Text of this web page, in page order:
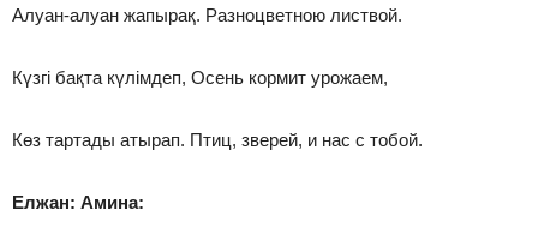
Алуан-алуан жапырақ. Разноцветною листвой.
Күзгі бақта күлімдеп, Осень кормит урожаем,
Көз тартады атырап. Птиц, зверей, и нас с тобой.
Елжан: Амина: